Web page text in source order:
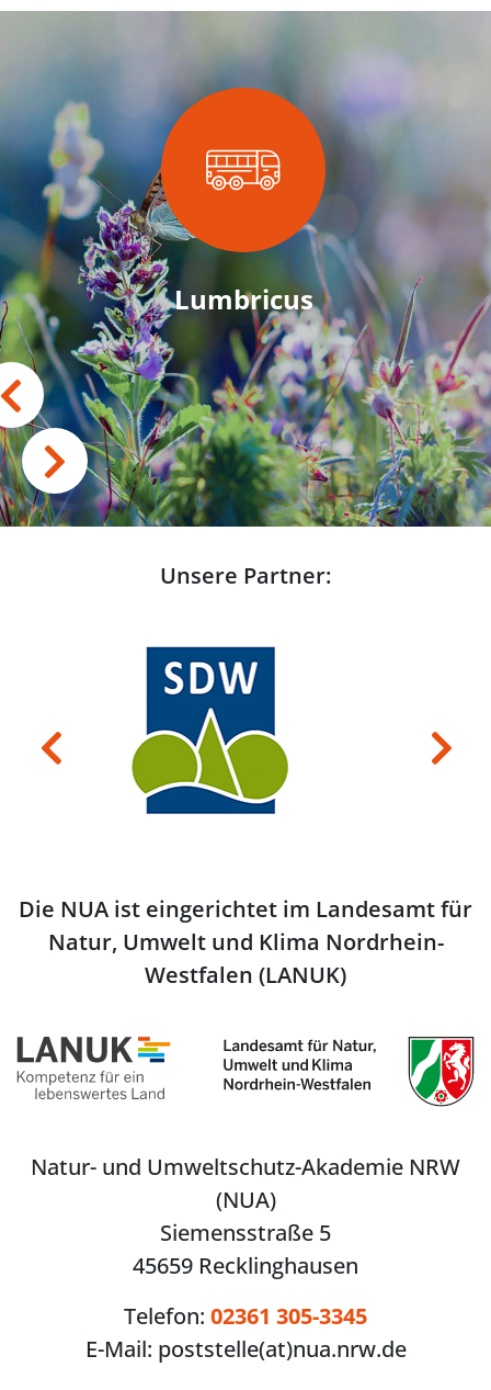
Lumbricus
Die NUA ist eingerichtet im Landesamt für
Natur, Umwelt und Klima Nordrhein-
Westfalen (LANUK)
Natur- und Umweltschutz-Akademie NRW
(NUA)
Siemensstraße 5
45659 Recklinghausen
Telefon: 02361 305-3345
E-Mail: poststelle(at)nua.nrw.de
Unsere Partner:
Previous Next